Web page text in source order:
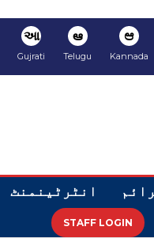
ಆ
Kannada
ఆ
Telugu
આ
Gujrati
انٹرٹینمنٹ
STAFF LOGIN